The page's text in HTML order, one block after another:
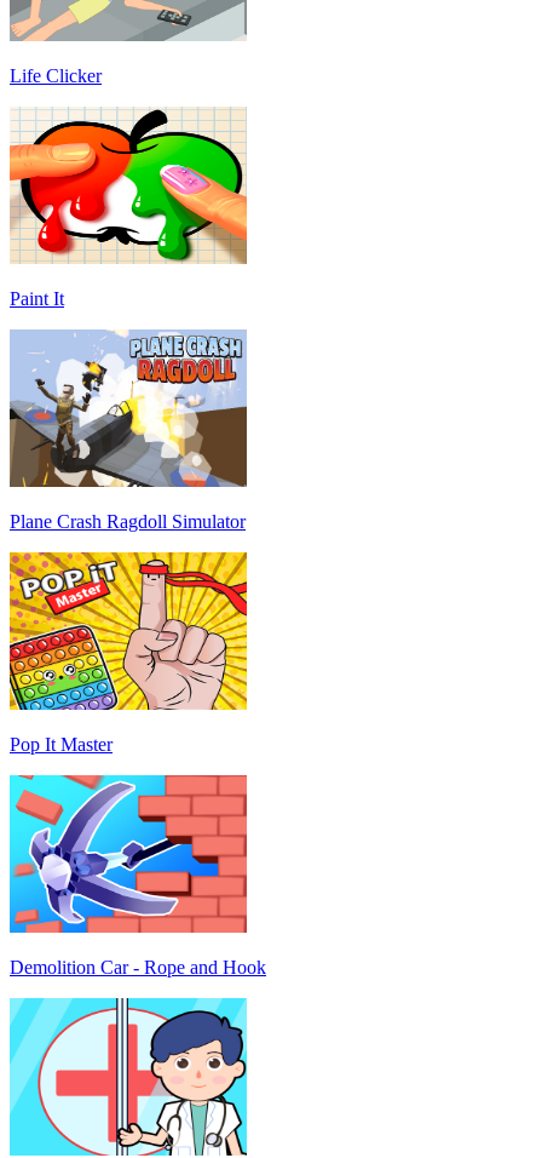
Life Clicker
Paint It
Plane Crash Ragdoll Simulator
Pop It Master
Demolition Car - Rope and Hook